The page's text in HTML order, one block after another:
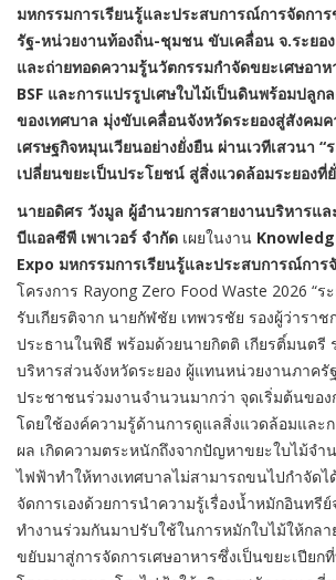
มหกรรมการเรียนรู้และประสบการณ์การจัดกา
รัฐ-หน่วยงานท้องถิ่น-ชุมชน ขับเคลื่อน จ.ระยอ
และถ่ายทอดความรู้นวัตกรรมกำจัดขยะเศษอา
BSF และการแปรรูปเศษใบไม้เป็นดินพร้อมปลูก
ของเทศบาล มุ่งขับเคลื่อนจังหวัดระยองสู่สังคม
เศรษฐกิจหมุนเวียนอย่างยั่งยืน ผ่านเวทีเสวนา “
เปลี่ยนขยะเป็นประโยชน์ สู่สิ่งแวดล้อมระยองที่
นายอดิศร วังมูล ผู้อำนวยการสายงานบริหารแ
บีแอลซีพี เพาเวอร์ จำกัด เผยในงาน
Expo มหกรรมการเรียนรู้และประสบการณ์การ
โครงการ Rayong Zero Food Waste 2026 “ร
รับเกียรติจาก นายกัฬชัย เทพวรชัย รองผู้ว่าราช
ประธานในพิธี พร้อมด้วยนายกิตติ เกียรติ์มนตรี
บริหารส่วนจังหวัดระยอง ผู้แทนหน่วยงานภาครั
ประชาชนร่วมงานจำนวนมากว่า จุดเริ่มต้นของ
โดยใช้องค์ความรู้ด้านการดูแลสิ่งแวดล้อมและ
ผล เกิดความตระหนักถึงจากปัญหาขยะใบไม้จำ
ไฟฟ้าทำให้ทางเทศบาลไม่สามารถขนไปกำจัดไ
จัดการเองด้วยการนำความรู้เรื่องน้ำหมักอินทรี
ทำงานร่วมกันมาปรับใช้ในการหมักใบไม้ให้กล
ขยับมาสู่การจัดการเศษอาหารซึ่งเป็นขยะเปียก